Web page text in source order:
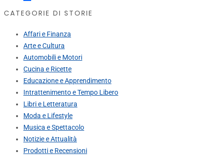
CATEGORIE DI STORIE
Affari e Finanza
Arte e Cultura
Automobili e Motori
Cucina e Ricette
Educazione e Apprendimento
Intrattenimento e Tempo Libero
Libri e Letteratura
Moda e Lifestyle
Musica e Spettacolo
Notizie e Attualità
Prodotti e Recensioni